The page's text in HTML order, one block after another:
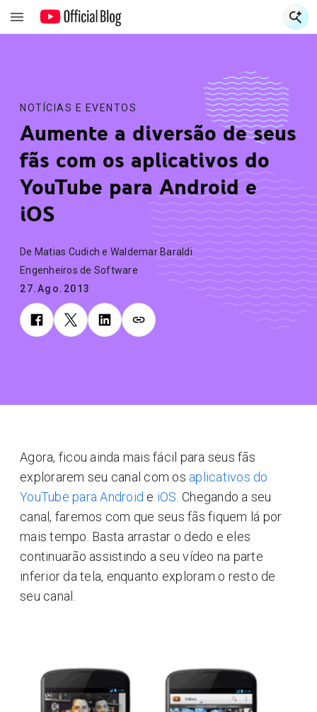
NOTÍCIAS E EVENTOS
Aumente a diversão de seus
fãs com os aplicativos do
YouTube para Android e
iOS
De Matias Cudich e Waldemar Baraldi
Engenheiros de Software
27.Ago.2013
Agora, ficou ainda mais fácil para seus fãs
explorarem seu canal com os aplicativos do
YouTube para Android e iOS Chegando a seu
canal, faremos com que seus fãs fiquem lá por
mais tempo. Basta arrastar o dedo e eles
continuarão assistindo a seu vídeo na parte
inferior da tela, enquanto exploram o resto de
seu canal.